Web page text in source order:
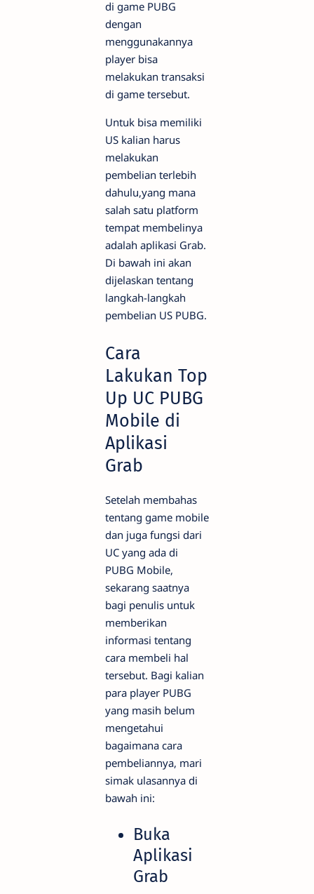
di game PUBG
dengan
menggunakannya
player bisa
melakukan transaksi
di game tersebut.
Untuk bisa memiliki
US kalian harus
melakukan
pembelian terlebih
dahulu,yang mana
salah satu platform
tempat membelinya
adalah aplikasi Grab.
Di bawah ini akan
dijelaskan tentang
langkah-langkah
pembelian US PUBG.
Cara
Lakukan Top
Up UC PUBG
Mobile di
Aplikasi
Grab
Setelah membahas
tentang game mobile
dan juga fungsi dari
UC yang ada di
PUBG Mobile,
sekarang saatnya
bagi penulis untuk
memberikan
informasi tentang
cara membeli hal
tersebut. Bagi kalian
para player PUBG
yang masih belum
mengetahui
bagaimana cara
pembeliannya, mari
simak ulasannya di
bawah ini:
Buka
Aplikasi
Grab